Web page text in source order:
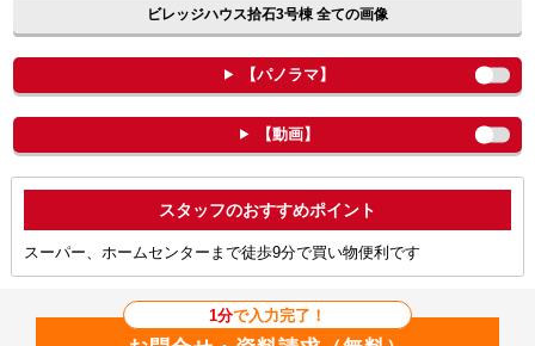
ビレッジハウス拾石3号棟 全ての画像
【パノラマ】
【動画】
ポイント
スーパー、ホームセンターまで徒歩9分で買い物便利です
1分で入力完了！